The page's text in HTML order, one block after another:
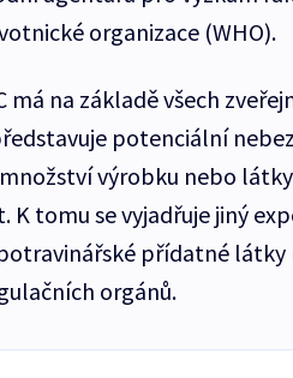
organizace (WHO).
má na základě všech
potenciální
výrobku nebo
K tomu se vyjadřuje jiný
přídatné látky
orgánů.